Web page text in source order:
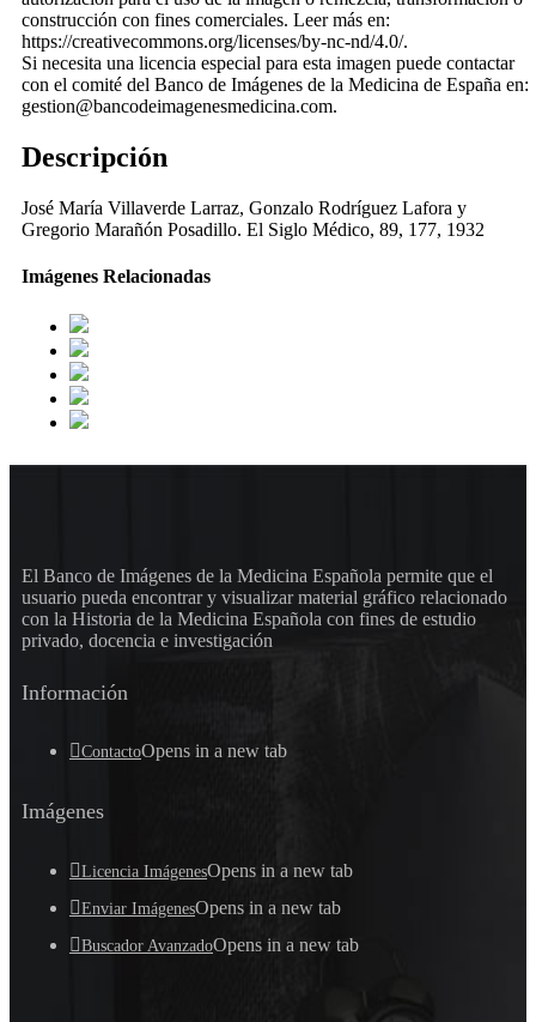
construcción con fines comerciales. Leer más en:
https://creativecommons.org/licenses/by-nc-nd/4.0/.
Si necesita una licencia especial para esta imagen puede contactar
con el comité del Banco de Imágenes de la Medicina de España en:
gestion@bancodeimagenesmedicina.com.
Descripción
José María Villaverde Larraz, Gonzalo Rodríguez Lafora y
Gregorio Marañón Posadillo. El Siglo Médico, 89, 177, 1932
Imágenes Relacionadas
El Banco de Imágenes de la Medicina Española permite que el
usuario pueda encontrar y visualizar material gráfico relacionado
con la Historia de la Medicina Española con fines de estudio
privado, docencia e investigación
Información
ContactoOpens in a new tab
Imágenes
Licencia ImágenesOpens in a new tab
Enviar ImágenesOpens in a new tab
Buscador AvanzadoOpens in a new tab